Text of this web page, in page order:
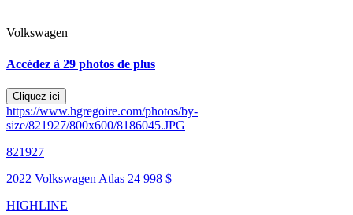
Volkswagen
Accédez à 29 photos de plus
Cliquez ici
https://www.hgregoire.com/photos/by-
size/821927/800x600/8186045.JPG
821927
2022 Volkswagen Atlas 24 998 $
HIGHLINE